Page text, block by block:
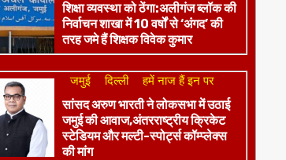
शिक्षा व्यवस्था को ठेंगा:अलीगंज ब्लॉक की
निर्वाचन शाखा में 10 वर्षों से ‘अंगद’ की
तरह जमे हैं शिक्षक विवेक कुमार
जमुई दिल्ली हमें नाज हैं इन पर
​सांसद अरुण भारती ने लोकसभा में उठाई
जमुई की आवाज,अंतरराष्ट्रीय क्रिकेट
स्टेडियम और मल्टी-स्पोर्ट्स कॉम्प्लेक्स
की मांग